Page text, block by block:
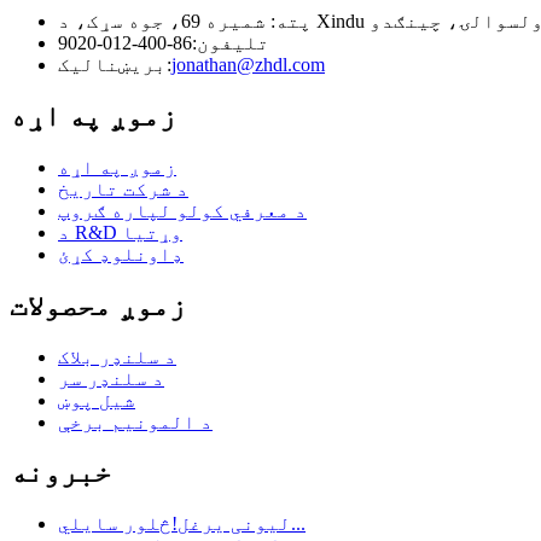
تلیفون:86-400-012-9020
بریښنالیک:jonathan@zhdl.com
زموږ په اړه
زموږ په اړه
د شرکت تاریخ
د معرفي کولو لپاره ګروپ
د R&D وړتیا
ډاونلوډ کړئ
زموږ محصولات
د سلنډر بلاک
د سلنډر سر
شیل پوښ
د المونیم برخې
خبرونه
لیونی یرغل!څلور سایلي...